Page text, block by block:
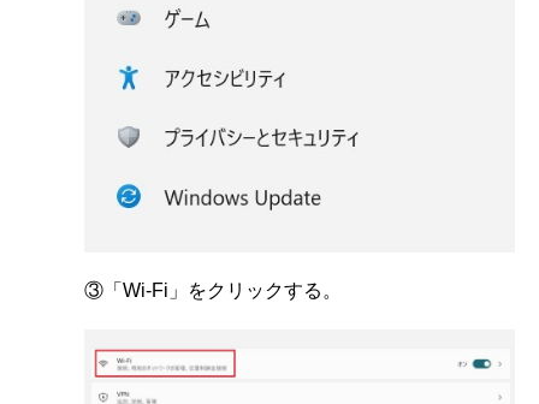
③「Wi-Fi」をクリックする。